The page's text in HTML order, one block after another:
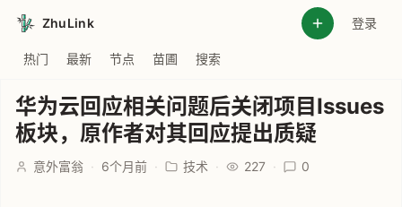
ZhuLink 登录
热门 最新 节点 苗圃 搜索
华为云回应相关问题后关闭项目Issues
板块，原作者对其回应提出质疑
意外富翁 · 6个月前 · 技术 · 227 · 0